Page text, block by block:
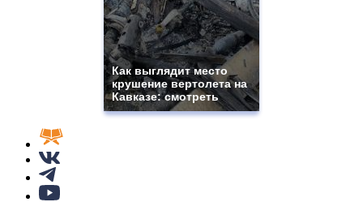
Как выглядит место
крушение вертолета на
Кавказе: смотреть